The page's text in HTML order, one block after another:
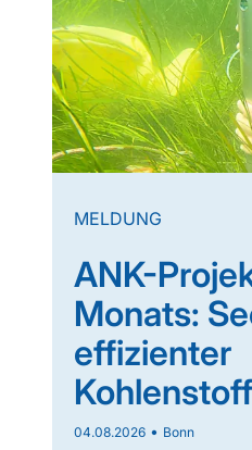
ANK-
Monats:
effizienter
MELDUNG
04.08.2026 • Bonn